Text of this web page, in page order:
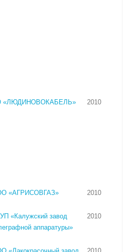
«ЛЮДИНОВОКАБЕЛЬ» 2010
«АГРИСОВГАЗ» 2010
«Калужский завод
аппаратуры»
2010